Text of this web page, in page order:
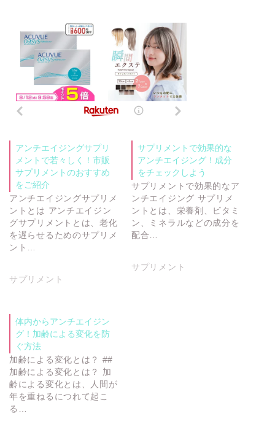
アンチエイジングサプリ
メントで若々しく！市販
サプリメントのおすすめ
をご紹介
アンチエイジングサプリメ
ントとは アンチエイジン
グサプリメントとは、老化
を遅らせるためのサプリメ
ント…
サプリメント
サプリメントで効果的な
アンチエイジング！成分
をチェックしよう
サプリメントで効果的なア
ンチエイジング サプリメ
ントとは、栄養剤、ビタミ
ン、ミネラルなどの成分を
配合…
サプリメント
体内からアンチエイジン
グ！加齢による変化を防
ぐ方法
加齢による変化とは？ ##
加齢による変化とは？ 加
齢による変化とは、人間が
年を重ねるにつれて起こ
る…